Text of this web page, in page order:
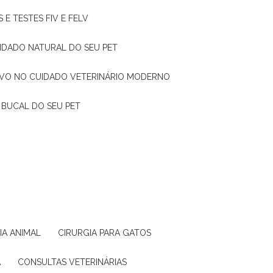
E TESTES FIV E FELV
NATURAL DO SEU PET
NO CUIDADO VETERINÁRIO MODERNO
DO SEU PET
ANIMAL CIRURGIA PARA GATOS
CONSULTAS VETERINÁRIAS